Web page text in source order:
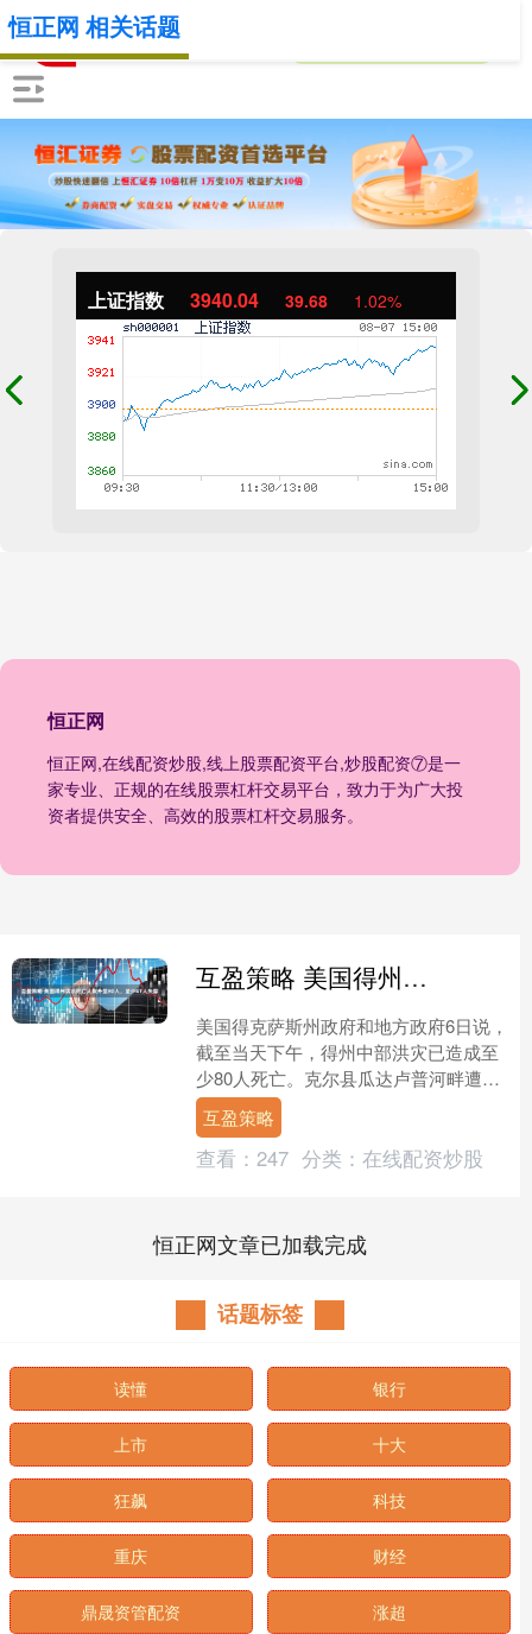
上证指数 3940.04 39.68 1.02%
恒正网
恒正网,在线配资炒股,线上股票配资平台,炒股配资⑦是一
家专业、正规的在线股票杠杆交易平台，致力于为广大投
资者提供安全、高效的股票杠杆交易服务。
恒正网 相关话题
互盈策略 美国得州洪水死亡人数升至80人，至少41人失踪
美国得克萨斯州政府和地方政府6日说，
截至当天下午，得州中部洪灾已造成至
少80人死亡。克尔县瓜达卢普河畔遭洪
水袭击的夏令营营地仍有10名女童和一
名辅导员下落不明。....
互盈策略
查看： 247 分类： 在线配资炒股
恒正网文章已加载完成
话题标签
读懂 银行
上市 十大
狂飙 科技
重庆 财经
鼎晟资管配资 涨超